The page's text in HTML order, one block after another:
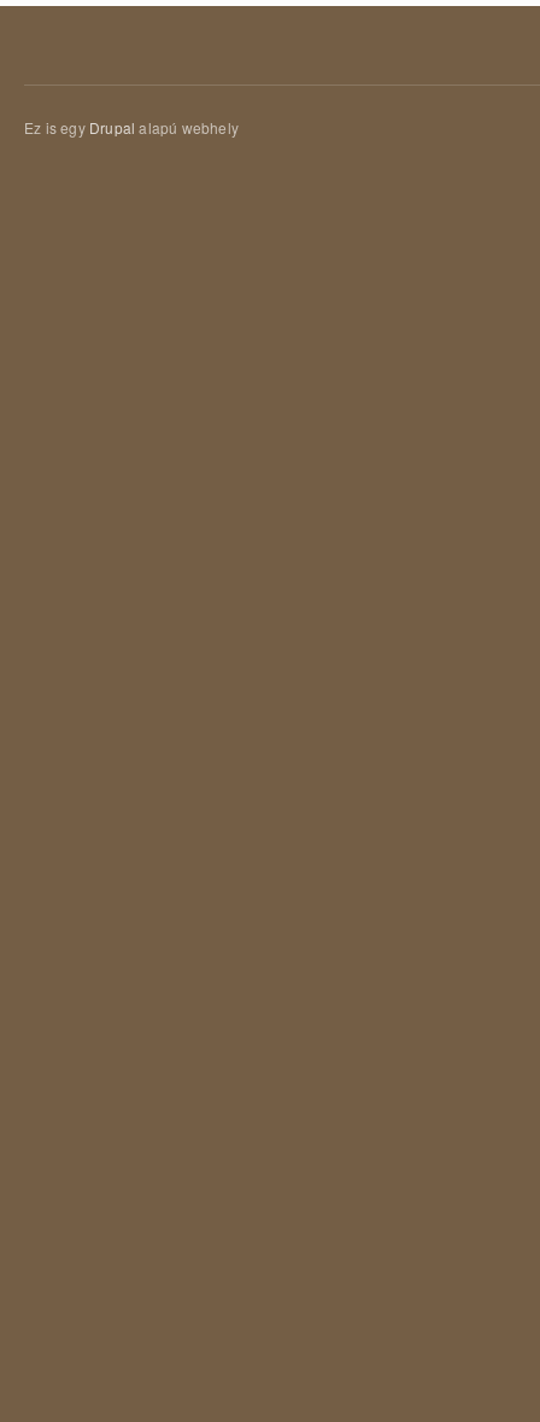
Ez is egy Drupal alapú webhely